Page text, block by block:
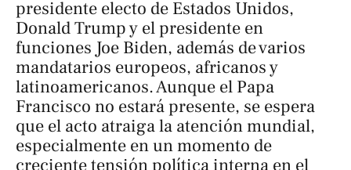
presidente electo de Estados Unidos,
Donald Trump y el presidente en
funciones Joe Biden, además de varios
mandatarios europeos, africanos y
latinoamericanos. Aunque el Papa
Francisco no estará presente, se espera
que el acto atraiga la atención mundial,
especialmente en un momento de
creciente tensión política interna en el